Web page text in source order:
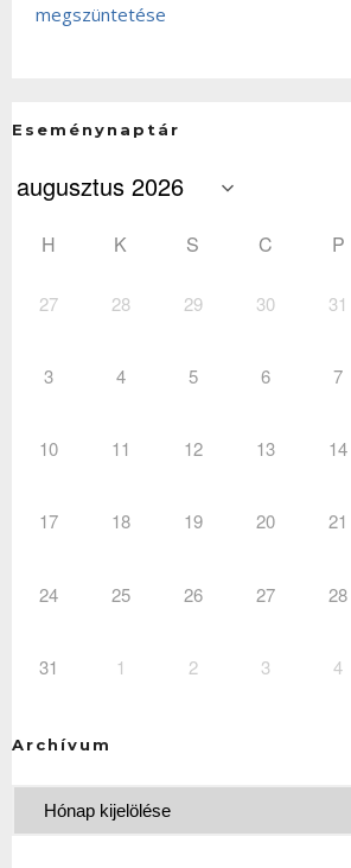
megszüntetése
Eseménynaptár
H K S C P
27 28 29 30 31
3 4 5 6 7
10 11 12 13 14
17 18 19 20 21
24 25 26 27 28
31 1 2 3 4
Archívum